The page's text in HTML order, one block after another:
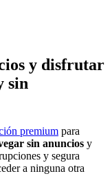
y disfrutar
sin
premium para
sin anuncios y
y segura
a ninguna otra